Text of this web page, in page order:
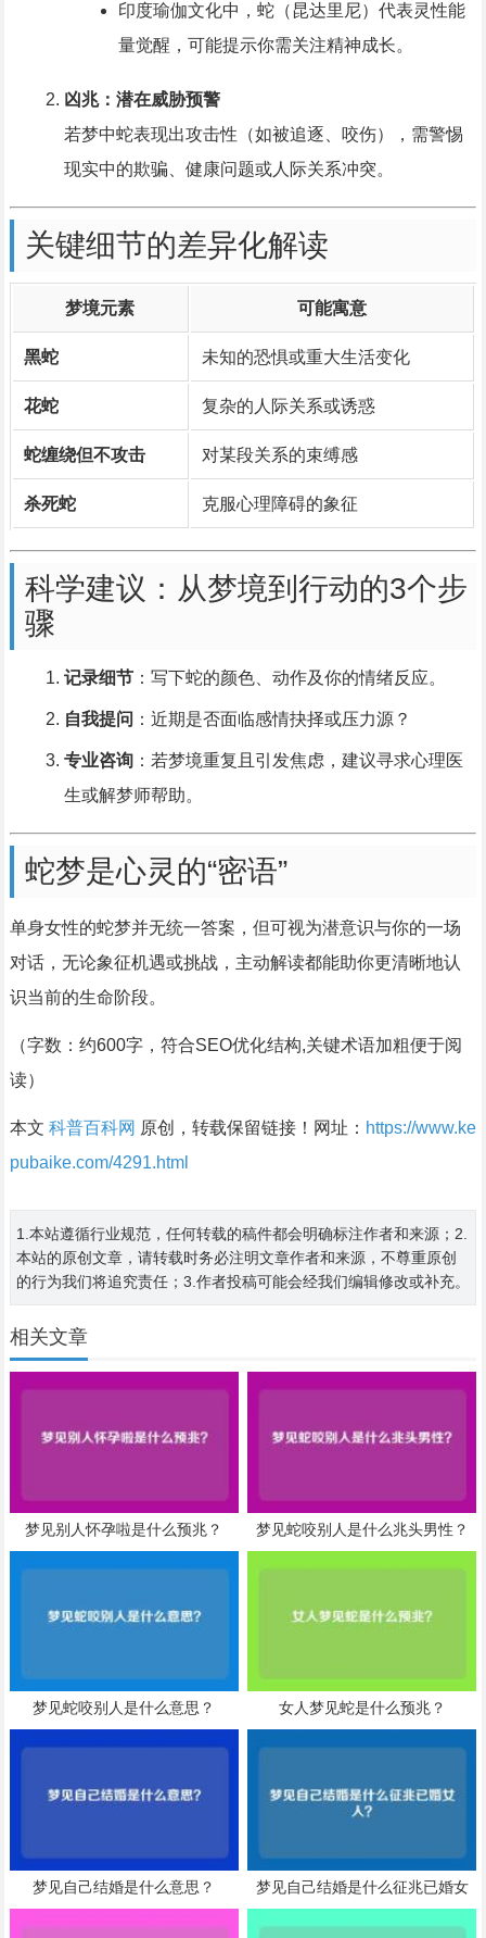
印度瑜伽文化中，蛇（昆达里尼）代表灵性能
量觉醒，可能提示你需关注精神成长。
凶兆：潜在威胁预警
若梦中蛇表现出攻击性（如被追逐、咬伤），需警惕
现实中的欺骗、健康问题或人际关系冲突。
关键细节的差异化解读
梦境元素 可能寓意
黑蛇 未知的恐惧或重大生活变化
花蛇 复杂的人际关系或诱惑
蛇缠绕但不攻击 对某段关系的束缚感
杀死蛇 克服心理障碍的象征
科学建议：从梦境到行动的3个步
骤
记录细节：写下蛇的颜色、动作及你的情绪反应。
自我提问 ：近期是否面临感情抉择或压力源？
专业咨询：若梦境重复且引发焦虑，建议寻求心理医
生或解梦师帮助。
蛇梦是心灵的“密语”
单身女性的蛇梦并无统一答案，但可视为潜意识与你的一场
对话，无论象征机遇或挑战，主动解读都能助你更清晰地认
识当前的生命阶段。
（字数：约600字，符合SEO优化结构,关键术语加粗便于阅
读）
本文 科普百科网 原创，转载保留链接！网址： https://www.ke
pubaike.com/4291.html
1.本站遵循行业规范，任何转载的稿件都会明确标注作者和来源；2.
本站的原创文章，请转载时务必注明文章作者和来源，不尊重原创
的行为我们将追究责任；3.作者投稿可能会经我们编辑修改或补充。
相关文章
梦见别人怀孕啦是什么预兆？ 梦见蛇咬别人是什么兆头男性？
梦见蛇咬别人是什么意思？ 女人梦见蛇是什么预兆？
梦见自己结婚是什么意思？
梦见自己结婚是什么征兆已婚女
人？